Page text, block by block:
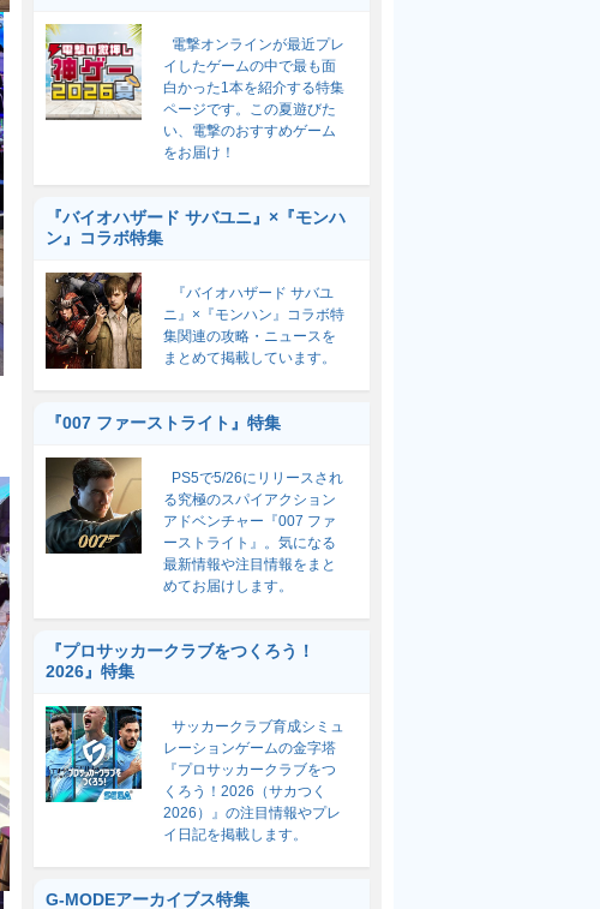
電撃オンラインが最近プレ
イしたゲームの中で最も面
白かった1本を紹介する特集
ページです。この夏遊びた
い、電撃のおすすめゲーム
をお届け！
『バイオハザード サバユニ』×『モンハ
ン』コラボ特集
『バイオハザード サバユ
ニ』×『モンハン』コラボ特
集関連の攻略・ニュースを
まとめて掲載しています。
『007 ファーストライト』特集
PS5で5/26にリリースされ
る究極のスパイアクション
アドベンチャー『007 ファ
ーストライト』。気になる
最新情報や注目情報をまと
めてお届けします。
『プロサッカークラブをつくろう！
2026』特集
サッカークラブ育成シミュ
レーションゲームの金字塔
『プロサッカークラブをつ
くろう！2026（サカつく
2026）』の注目情報やプレ
イ日記を掲載します。
G-MODEアーカイブス特集